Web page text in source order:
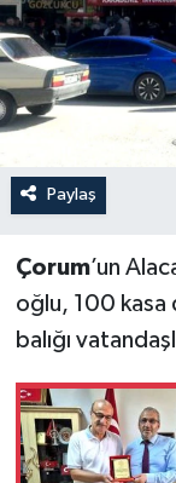
Paylaş
Çorum’un
oğlu, 100 kasa
balığı
OTOPARK